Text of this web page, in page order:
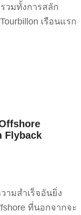
วมทั้งการสลัก
เรือนแรก
Flyback
ามสำเร็จอันยิ่ง
ที่นอกจากจะ